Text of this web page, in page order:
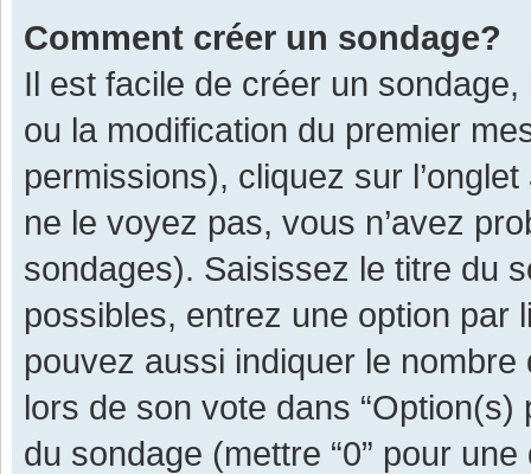
Comment créer un sondage?
Il est facile de créer un
ou la modification du premier
permissions), cliquez sur l’onglet
ne le voyez pas, vous n’avez
sondages). Saisissez le titre du
possibles, entrez une option par
pouvez aussi indiquer le
lors de son vote dans “Option(s)
du sondage (mettre “0” pour